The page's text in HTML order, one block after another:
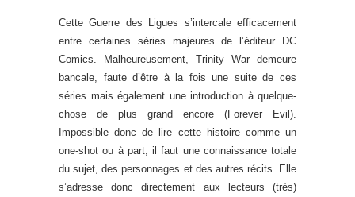
Cette Guerre des Ligues s’intercale efficacement
entre certaines séries majeures de l’éditeur DC
Comics. Malheureusement, Trinity War demeure
bancale, faute d’être à la fois une suite de ces
séries mais également une introduction à quelque-
chose de plus grand encore (Forever Evil).
Impossible donc de lire cette histoire comme un
one-shot ou à part, il faut une connaissance totale
du sujet, des personnages et des autres récits. Elle
s’adresse donc directement aux lecteurs (très)